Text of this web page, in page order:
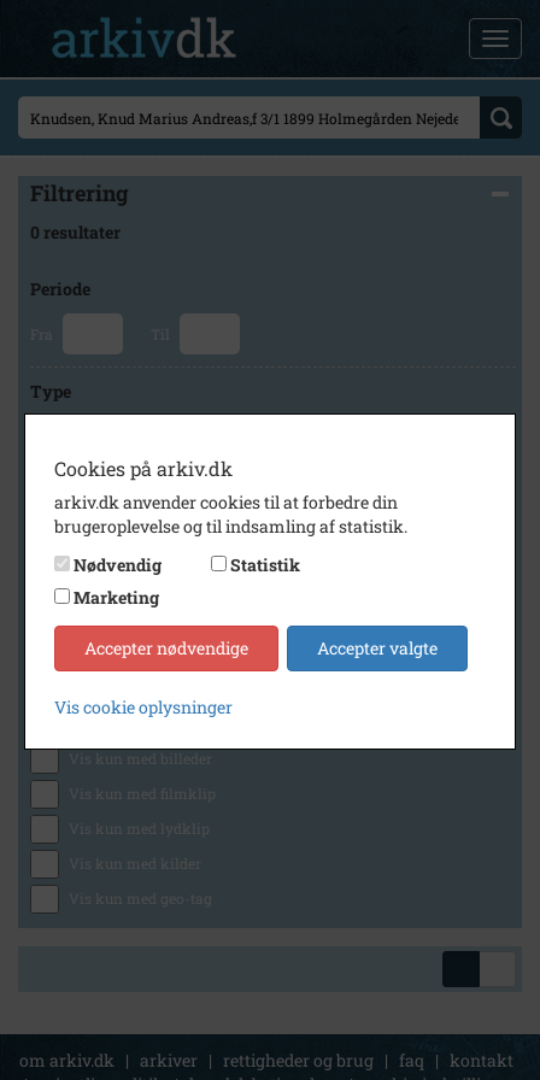
Filtrering
0 resultater
Periode
Fra Til
Type
Arkiv
Lokalarkivet Alsønderup -Tjæreby
Generelt
Vis kun med billeder
Vis kun med filmklip
Vis kun med lydklip
Vis kun med kilder
Vis kun med geo-tag
om arkiv.dk | arkiver | rettigheder og brug | faq | kontakt
Cookies på arkiv.dk
arkiv.dk anvender cookies til at forbedre din
brugeroplevelse og til indsamling af statistik.
Nødvendig
Statistik
Marketing
Accepter nødvendige Accepter valgte
Vis cookie oplysninger